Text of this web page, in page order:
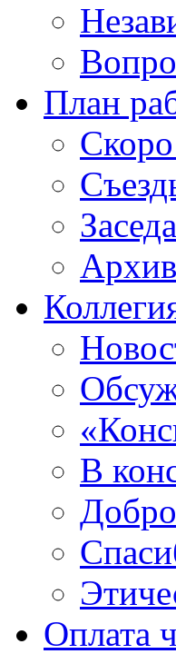
План
Архив
В
Оплата